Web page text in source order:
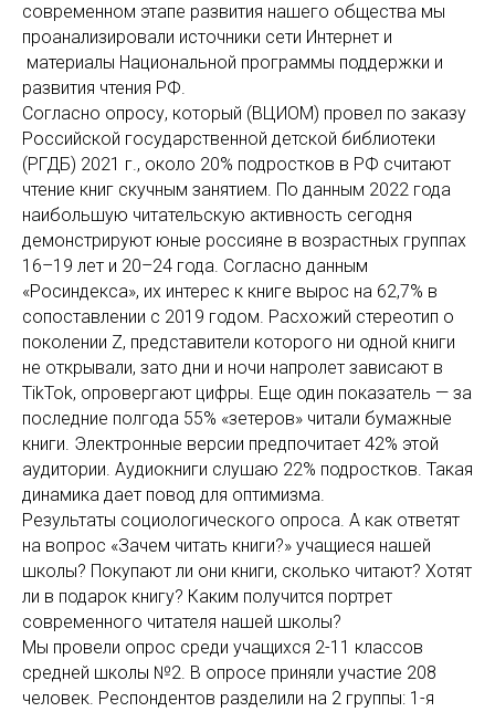
современном этапе развития нашего общества мы
проанализировали источники сети Интернет и
материалы Национальной программы поддержки и
развития чтения РФ.
Согласно опросу, который (ВЦИОМ) провел по заказу
Российской государственной детской библиотеки
(РГДБ) 2021 г., около 20% подростков в РФ считают
чтение книг скучным занятием. По данным 2022 года
наибольшую читательскую активность сегодня
демонстрируют юные россияне в возрастных группах
16–19 лет и 20–24 года. Согласно данным
«Росиндекса», их интерес к книге вырос на 62,7% в
сопоставлении с 2019 годом. Расхожий стереотип о
поколении Z, представители которого ни одной книги
не открывали, зато дни и ночи напролет зависают в
TikTok, опровергают цифры. Еще один показатель — за
последние полгода 55% «зетеров» читали бумажные
книги. Электронные версии предпочитает 42% этой
аудитории. Аудиокниги слушаю 22% подростков. Такая
динамика дает повод для оптимизма.
Результаты социологического опроса. А как ответят
на вопрос «Зачем читать книги?» учащиеся нашей
школы? Покупают ли они книги, сколько читают? Хотят
ли в подарок книгу? Каким получится портрет
современного читателя нашей школы?
Мы провели опрос среди учащихся 2-11 классов
средней школы №2. В опросе приняли участие 208
человек. Респондентов разделили на 2 группы: 1-я